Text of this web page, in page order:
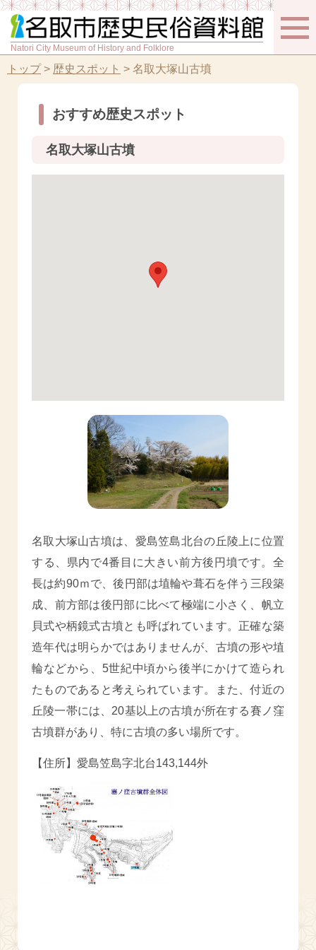
Natori City Museum of History and Folklore
トップ> 歴史スポット > 名取大塚山古墳
おすすめ歴史スポット
名取大塚山古墳
名取大塚山古墳は、愛島笠島北台の丘陵上に位置
する、県内で4番目に大きい前方後円墳です。全
長は約90ｍで、後円部は埴輪や葺石を伴う三段築
成、前方部は後円部に比べて極端に小さく、帆立
貝式や柄鏡式古墳とも呼ばれています。正確な築
造年代は明らかではありませんが、古墳の形や埴
輪などから、5世紀中頃から後半にかけて造られ
たものであると考えられています。また、付近の
丘陵一帯には、20基以上の古墳が所在する賽ノ窪
古墳群があり、特に古墳の多い場所です。
【住所】愛島笠島字北台143,144外